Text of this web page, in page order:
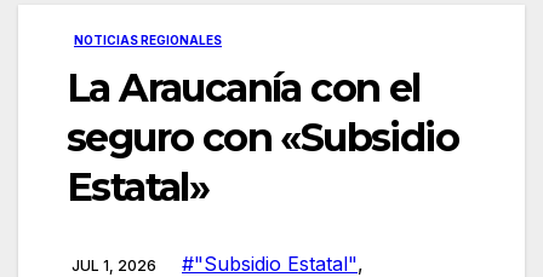
NOTICIAS REGIONALES
La Araucanía con el
seguro con «Subsidio
Estatal»
JUL 1, 2026 #"Subsidio Estatal",